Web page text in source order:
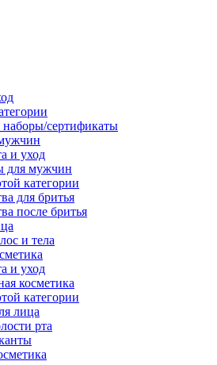
сертификаты
и уход
для мужчин
категории
для бритья
после бритья
и тела
и уход
косметика
категории
лица
рта